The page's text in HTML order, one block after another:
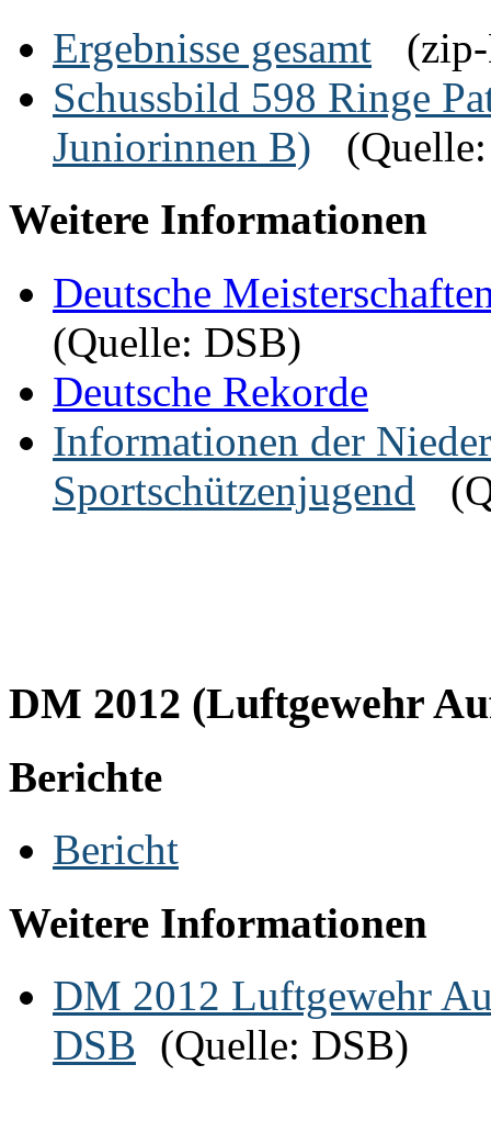
Ergebnisse gesamt
Schussbild 598 Ringe
Juniorinnen B)
Weitere Informationen
Deutsche
(Quelle: DSB)
Deutsche Rekorde
Informationen der
Sportschützenjugend
DM 2012 (Luftgewehr
Berichte
Bericht
Weitere Informationen
DM 2012 Luftgewehr
DSB (Quelle: DSB)